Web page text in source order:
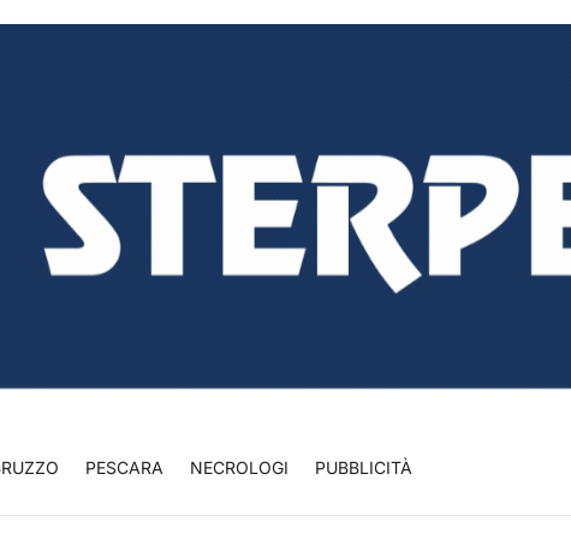
PESCARA NECROLOGI PUBBLICITÀ